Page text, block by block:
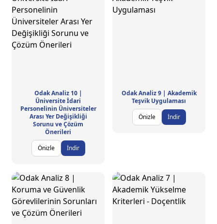
Odak Analiz 10 |
Üniversite İdari
Personelinin Üniversiteler
Arası Yer Değişikliği
Sorunu ve Çözüm
Önerileri
Önizle
İndir
Odak Analiz 9 | Akademik
Teşvik Uygulaması
Önizle
İndir